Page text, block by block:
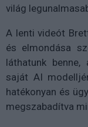
világ
A lenti videót
és elmondása
láthatunk
saját AI
hatékonyan és
megszabadítva